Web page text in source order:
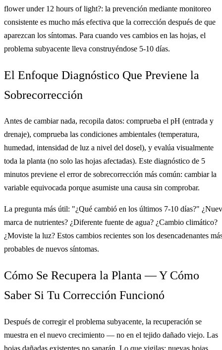
flower under 12 hours of light?: la prevención mediante monitoreo
consistente es mucho más efectiva que la corrección después de que
aparezcan los síntomas. Para cuando ves cambios en las hojas, el
problema subyacente lleva construyéndose 5-10 días.
El Enfoque Diagnóstico Que Previene la
Sobrecorrección
Antes de cambiar nada, recopila datos: comprueba el pH (entrada y
drenaje), comprueba las condiciones ambientales (temperatura,
humedad, intensidad de luz a nivel del dosel), y evalúa visualmente
toda la planta (no solo las hojas afectadas). Este diagnóstico de 5
minutos previene el error de sobrecorrección más común: cambiar la
variable equivocada porque asumiste una causa sin comprobar.
La pregunta más útil: "¿Qué cambió en los últimos 7-10 días?"
marca de nutrientes? ¿Diferente fuente de agua? ¿Cambio climático?
¿Moviste la luz? Estos cambios recientes son los desencadenantes
probables de nuevos síntomas.
Cómo Se Recupera la Planta — Y Cómo
Saber Si Tu Corrección Funcionó
Después de corregir el problema subyacente, la recuperación se
muestra en el nuevo crecimiento — no en el tejido dañado viejo. Las